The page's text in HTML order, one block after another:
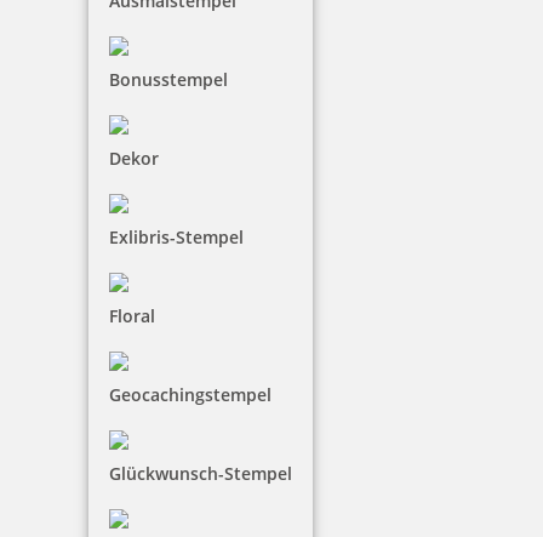
Bonusstempel
Dekor
Exlibris-Stempel
Floral
Geocachingstempel
Glückwunsch-Stempel
Holzstempel Motiv Eine Kleinigkeit für dich
Jetzt gestalten